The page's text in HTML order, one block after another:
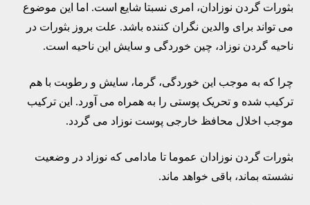
بثورات گردن نوزادان، امری نسبتا شایع است. اما این موضوع
می تواند برای والدین نگران کننده باشد. علت بروز بثورات در
ناحیه گردن نوزاد، چین خوردگی و سایش این ناحیه است.
چرا که به موجب این خوردگی، گرما، سایش و رطوبت با هم
ترکیب شده و تحریک پوستی را به همراه می آورد. این ترکیب
موجب اخلال محافظ خارجی پوست نوزاد می گردد.
بثورات گردن نوزادان عموما تا مادامی که نوزاد در وضعیت
نشسته بماند، باقی خواهد ماند.